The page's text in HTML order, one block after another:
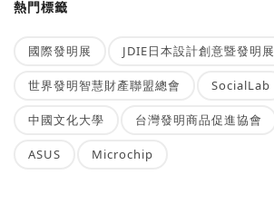
熱門標籤
國際發明展 JDIE日本設計創意暨發明展
世界發明智慧財產聯盟總會 SocialLab
中國文化大學 台灣發明商品促進協會
ASUS Microchip